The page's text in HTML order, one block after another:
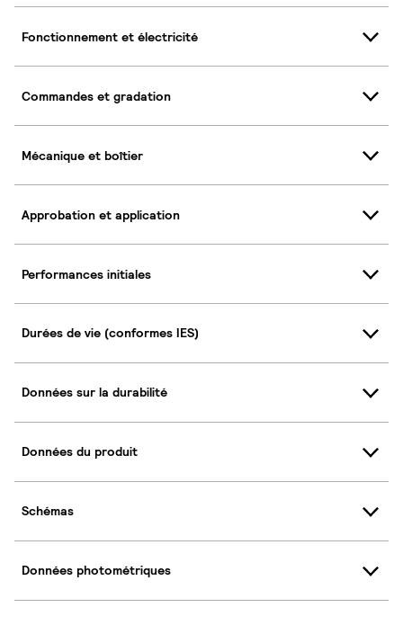
Fonctionnement et électricité
Commandes et gradation
Mécanique et boîtier
Approbation et application
Performances initiales
Durées de vie (conformes IES)
Données sur la durabilité
Données du produit
Schémas
Données photométriques